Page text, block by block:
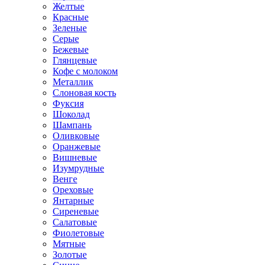
Желтые
Красные
Зеленые
Серые
Бежевые
Глянцевые
Кофе с молоком
Металлик
Слоновая кость
Фуксия
Шоколад
Шампань
Оливковые
Оранжевые
Вишневые
Изумрудные
Венге
Ореховые
Янтарные
Сиреневые
Салатовые
Фиолетовые
Мятные
Золотые